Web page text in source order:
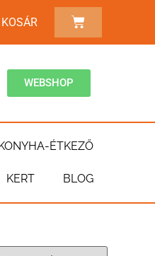
KOSÁR
WEBSHOP
ÉTKEZŐ
KERT BLOG